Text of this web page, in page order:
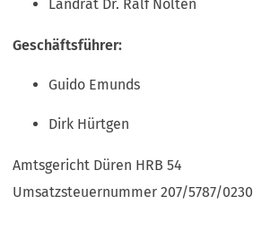
Landrat Dr. Ralf Nolten
Geschäftsführer:
Guido Emunds
Dirk Hürtgen
Amtsgericht Düren HRB 54
Umsatzsteuernummer 207/5787/0230